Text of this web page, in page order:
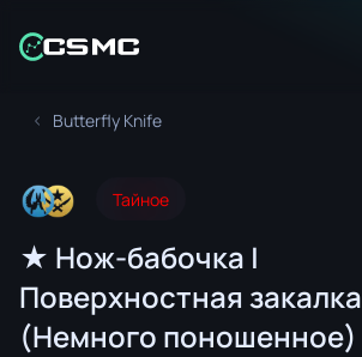
Butterfly Knife
Тайное
★ Нож-бабочка |
Поверхностная закалка
(Немного поношенное)